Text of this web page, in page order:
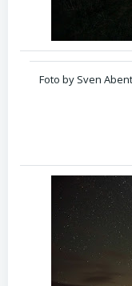
Foto by Sven